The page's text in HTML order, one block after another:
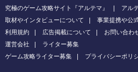
究極のゲーム攻略サイト『アルテマ』
アル
取材やインタビューについて
事業提携や公
利用規約
広告掲載について お問い合わ
運営会社
ライター募集
ゲーム攻略ライター募集
プライバシーポリ